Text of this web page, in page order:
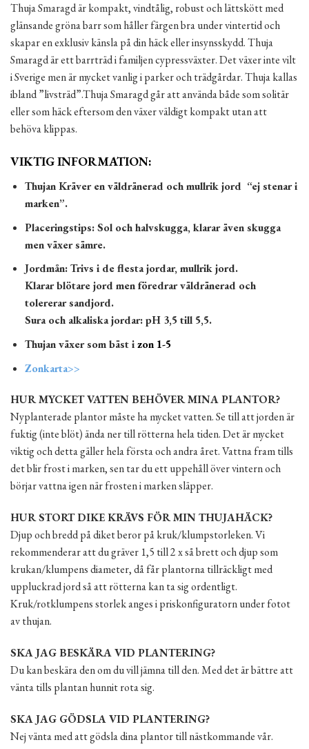
Thuja Smaragd är kompakt, vindtålig, robust och lättskött med
glänsande gröna barr som håller färgen bra under vintertid och
skapar en exklusiv känsla på din häck eller insynsskydd. Thuja
Smaragd är ett barrträd i familjen cypressväxter. Det växer inte vilt
i Sverige men är mycket vanlig i parker och trädgårdar. Thuja kallas
ibland ”livsträd”.Thuja Smaragd går att använda både som solitär
eller som häck eftersom den växer väldigt kompakt utan att
behöva klippas.
VIKTIG INFORMATION:
Thujan Kräver en väldränerad och mullrik jord “ej stenar i
marken”.
Placeringstips: Sol och halvskugga, klarar även skugga
men växer sämre.
Jordmån: Trivs i de flesta jordar, mullrik jord.
Klarar blötare jord men föredrar väldränerad och
tolererar sandjord.
Sura och alkaliska jordar: pH 3,5 till 5,5.
Thujan växer som bäst i zon 1-5
Zonkarta>>
HUR MYCKET VATTEN BEHÖVER MINA PLANTOR?
Nyplanterade plantor måste ha mycket vatten. Se till att jorden är
fuktig (inte blöt) ända ner till rötterna hela tiden. Det är mycket
viktig och detta gäller hela första och andra året. Vattna fram tills
det blir frost i marken, sen tar du ett uppehåll över vintern och
börjar vattna igen när frosten i marken släpper.
HUR STORT DIKE KRÄVS FÖR MIN THUJAHÄCK?
Djup och bredd på diket beror på kruk/klumpstorleken. Vi
rekommenderar att du gräver 1,5 till 2 x så brett och djup som
krukan/klumpens diameter, då får plantorna tillräckligt med
uppluckrad jord så att rötterna kan ta sig ordentligt.
Kruk/rotklumpens storlek anges i priskonfiguratorn under fotot
av thujan.
SKA JAG BESKÄRA VID PLANTERING?
Du kan beskära den om du vill jämna till den. Med det är bättre att
vänta tills plantan hunnit rota sig.
SKA JAG GÖDSLA VID PLANTERING?
Nej vänta med att gödsla dina plantor till nästkommande vår.